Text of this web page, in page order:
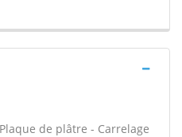
de plâtre - Carrelage